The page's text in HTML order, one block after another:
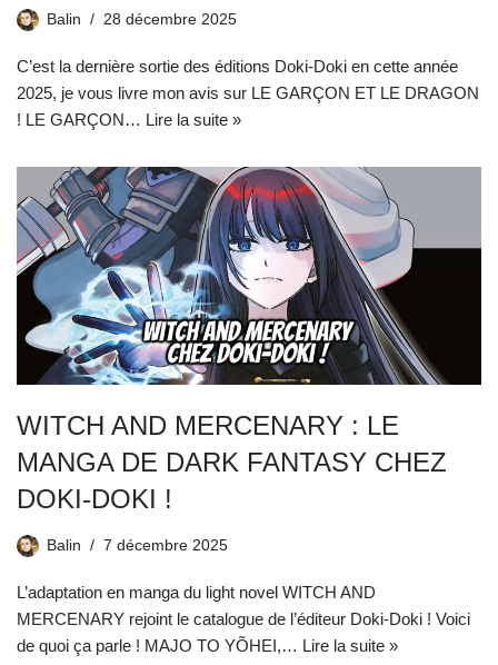
Balin 28 décembre 2025
C’est la dernière sortie des éditions Doki-Doki en cette année
2025, je vous livre mon avis sur LE GARÇON ET LE DRAGON
! LE GARÇON… Lire la suite »
WITCH AND MERCENARY : LE
MANGA DE DARK FANTASY CHEZ
DOKI-DOKI !
Balin 7 décembre 2025
L’adaptation en manga du light novel WITCH AND
MERCENARY rejoint le catalogue de l’éditeur Doki-Doki ! Voici
de quoi ça parle ! MAJO TO YÕHEI,… Lire la suite »